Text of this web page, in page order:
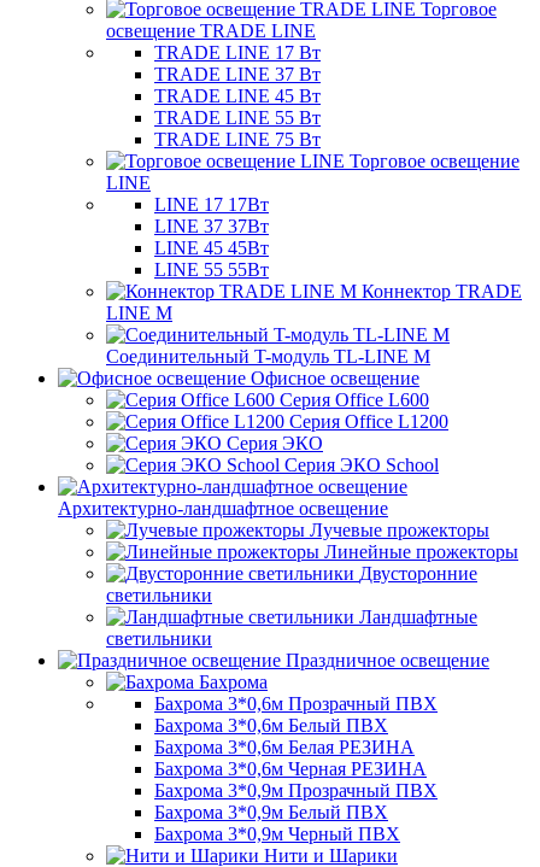
Торговое
освещение TRADE LINE
TRADE LINE 17 Вт
TRADE LINE 37 Вт
TRADE LINE 45 Вт
TRADE LINE 55 Вт
TRADE LINE 75 Вт
Торговое освещение
LINE
LINE 17 17Вт
LINE 37 37Вт
LINE 45 45Вт
LINE 55 55Вт
Коннектор TRADE
LINE M
Соединительный T-модуль TL-LINE M
Офисное освещение
Серия Office L600
Серия Office L1200
Серия ЭКО
Серия ЭКО School
Архитектурно-ландшафтное освещение
Лучевые прожекторы
Линейные прожекторы
Двусторонние
светильники
Ландшафтные
светильники
Праздничное освещение
Бахрома
Бахрома 3*0,6м Прозрачный ПВХ
Бахрома 3*0,6м Белый ПВХ
Бахрома 3*0,6м Белая РЕЗИНА
Бахрома 3*0,6м Черная РЕЗИНА
Бахрома 3*0,9м Прозрачный ПВХ
Бахрома 3*0,9м Белый ПВХ
Бахрома 3*0,9м Черный ПВХ
Нити и Шарики